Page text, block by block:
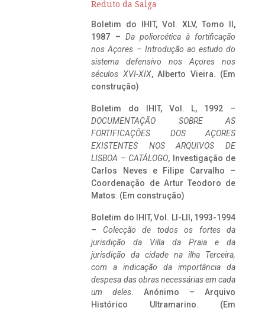
Reduto da Salga
Boletim do IHIT, Vol. XLV, Tomo II,
1987 – Da poliorcética à fortificação
nos Açores – Introdução ao estudo do
sistema defensivo nos Açores nos
séculos XVI-XIX, Alberto Vieira. (Em
construção)
Boletim do IHIT, Vol. L, 1992 –
DOCUMENTAÇÃO SOBRE AS
FORTIFICAÇÕES DOS AÇORES
EXISTENTES NOS ARQUIVOS DE
LISBOA – CATÁLOGO, Investigação de
Carlos Neves e Filipe Carvalho –
Coordenação de Artur Teodoro de
Matos. (Em construção)
Boletim do IHIT, Vol. LI-LII, 1993-1994
– Colecção de todos os fortes da
jurisdição da Villa da Praia e da
jurisdição da cidade na ilha Terceira,
com a indicação da importância da
despesa das obras necessárias em cada
um deles. Anónimo – Arquivo
Histórico Ultramarino. (Em